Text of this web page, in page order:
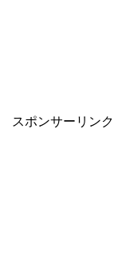
スポンサーリンク